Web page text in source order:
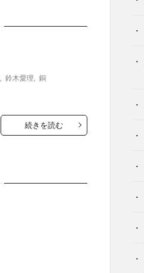
,鈴木愛理 ,銅
続きを読む